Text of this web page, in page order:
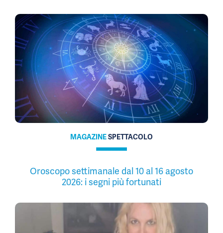
MAGAZINESPETTACOLO
Oroscopo settimanale dal 10 al 16 agosto
2026: i segni più fortunati